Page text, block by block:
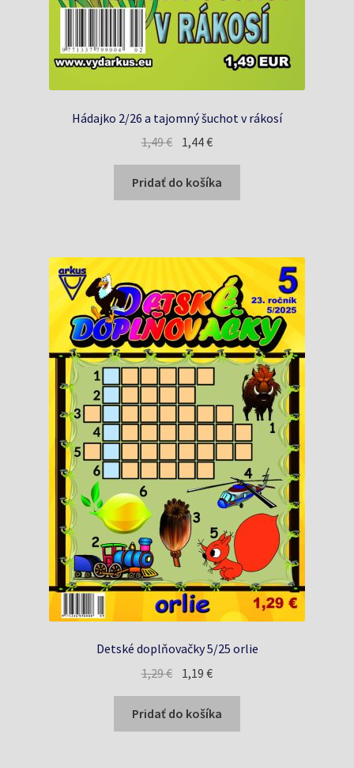
Hádajko 2/26 a tajomný šuchot v rákosí
1,49€ Pôvodná
cena
bola:
1,49 €.
1,44€Aktuálna
cena
je:
1,44 €.
Pridať do košíka
Detské doplňovačky 5/25 orlie
1,29€ Pôvodná
cena
bola:
1,29 €.
1,19€Aktuálna
cena
je:
1,19 €.
Pridať do košíka